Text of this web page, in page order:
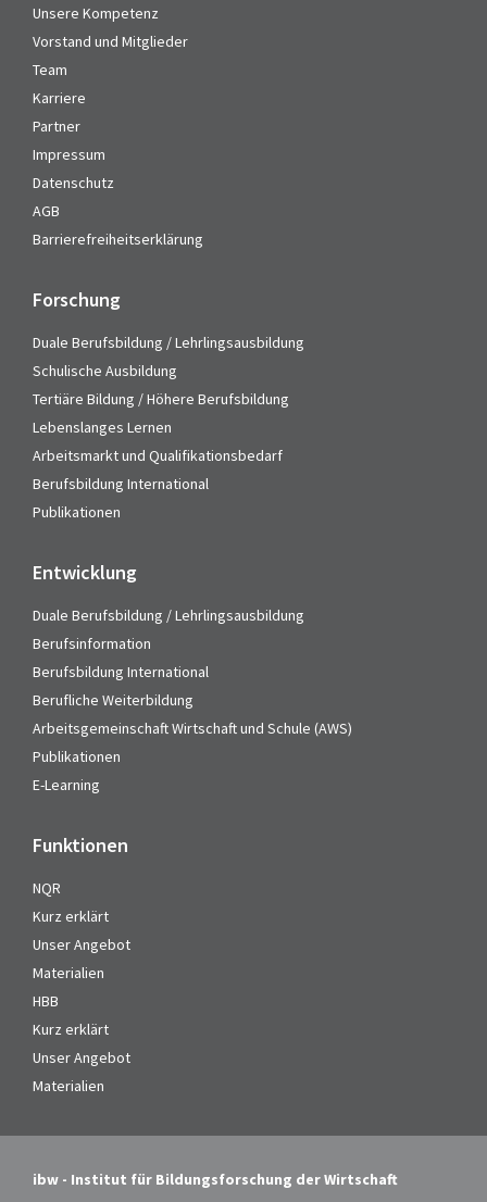
Unsere Kompetenz
Vorstand und Mitglieder
Team
Karriere
Partner
Impressum
Datenschutz
AGB
Barrierefreiheitserklärung
Forschung
Duale Berufsbildung / Lehrlingsausbildung
Schulische Ausbildung
Tertiäre Bildung / Höhere Berufsbildung
Lebenslanges Lernen
Arbeitsmarkt und Qualifikationsbedarf
Berufsbildung International
Publikationen
Entwicklung
Duale Berufsbildung / Lehrlingsausbildung
Berufsinformation
Berufsbildung International
Berufliche Weiterbildung
Arbeitsgemeinschaft Wirtschaft und Schule (AWS)
Publikationen
E-Learning
Funktionen
NQR
Kurz erklärt
Unser Angebot
Materialien
HBB
Kurz erklärt
Unser Angebot
Materialien
ibw - Institut für Bildungsforschung der Wirtschaft